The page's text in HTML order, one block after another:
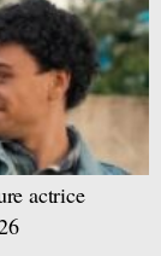
actrice